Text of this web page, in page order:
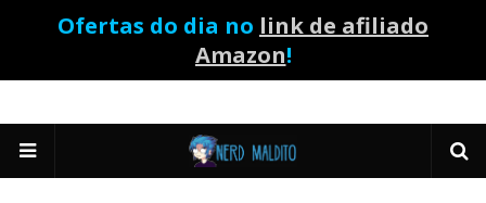
Ofertas do dia no link de afiliado
Amazon!